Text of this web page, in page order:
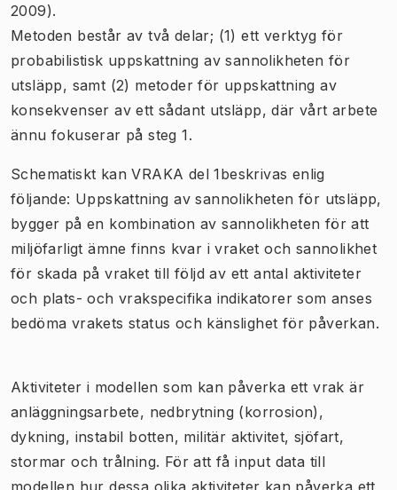
2009).
Metoden består av två delar; (1) ett verktyg för
probabilistisk uppskattning av sannolikheten för
utsläpp, samt (2) metoder för uppskattning av
konsekvenser av ett sådant utsläpp, där vårt arbete
ännu fokuserar på steg 1.
Schematiskt kan VRAKA del 1beskrivas enlig
följande: Uppskattning av sannolikheten för utsläpp,
bygger på en kombination av sannolikheten för att
miljöfarligt ämne finns kvar i vraket och sannolikhet
för skada på vraket till följd av ett antal aktiviteter
och plats- och vrakspecifika indikatorer som anses
bedöma vrakets status och känslighet för påverkan.
Aktiviteter i modellen som kan påverka ett vrak är
anläggningsarbete, nedbrytning (korrosion),
dykning, instabil botten, militär aktivitet, sjöfart,
stormar och trålning. För att få input data till
modellen hur dessa olika aktiviteter kan påverka ett